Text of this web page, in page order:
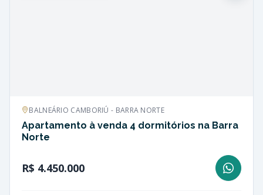
BALNEÁRIO CAMBORIÚ - BARRA NORTE
Apartamento à venda 4 dormitórios na Barra
Norte
R$ 4.450.000